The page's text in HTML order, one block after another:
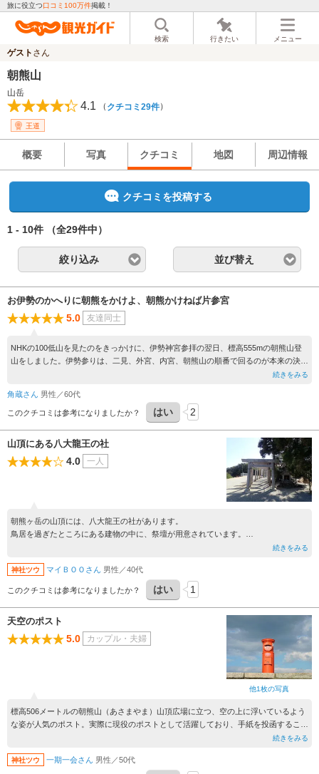
旅に役立つ口コミ100万件掲載！
検索 行きたい メニュー
ゲスト さん
朝熊山
山岳
4.1 （ クチコミ29件）
王道
概要 写真 クチコミ 地図 周辺情報
クチコミを投稿する
1 - 10件 （全29件中）
絞り込み 並び替え
お伊勢のかへりに朝熊をかけよ、朝熊かけねば片参宮
5.0 友達同士
NHKの100低山を見たのをきっかけに、伊勢神宮参拝の翌日、標高555mの朝熊山登
山をしました。伊勢参りは、二見、外宮、内宮、朝熊山の順番で回るのが本来の決ま
続きをみる
角蔵さん 男性／60代
このクチコミは参考になりましたか？ はい 2
山頂にある八大龍王の社
4.0 一人
朝熊ヶ岳の山頂には、八大龍王の社があります。
鳥居を過ぎたところにある建物の中に、祭壇が用意されています。
続きをみる
神社ツウ マイＢＯＯさん 男性／40代
このクチコミは参考になりましたか？ はい 1
他1枚の写真
天空のポスト
5.0 カップル・夫婦
標高506メートルの朝熊山（あさまやま）山頂広場に立つ、空の上に浮いているよう
な姿が人気のポスト。実際に現役のポストとして活躍しており、手紙を投函すること
もできます。伊勢と鳥羽を結んでいるドライブコースの伊勢志摩スカイライン上にあ
天空のポストは、まるで天空のように浮かんでいることから、最近はSNS上でもシェ
続きをみる
神社ツウ 一期一会さん 男性／50代